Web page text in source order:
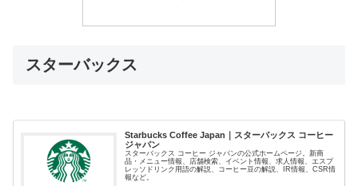
スターバックス
Starbucks Coffee Japan｜スターバックス コーヒー
ジャパン
スターバックス コーヒー ジャパンの公式ホームページ。新商
品・メニュー情報、店舗検索、イベント情報、求人情報、エスプ
レッソドリンク用語の解説、コーヒー豆の解説、IR情報、CSR情
報など。